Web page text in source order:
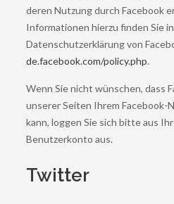
deren Nutzung durch Facebook
Informationen hierzu finden Sie
Datenschutzerklärung von
de.facebook.com/policy.php.
Wenn Sie nicht wünschen, dass
unserer Seiten Ihrem Facebook-
kann, loggen Sie sich bitte aus
Benutzerkonto aus.
Twitter